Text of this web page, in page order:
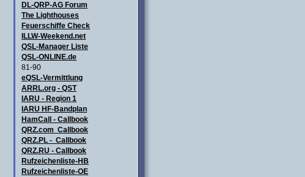
DL-QRP-AG Forum
The Lighthouses
Feuerschiffe Check
ILLW-Weekend.net
QSL-Manager Liste
QSL-ONLINE.de
81-90
eQSL-Vermittlung
ARRL.org - QST
IARU - Region 1
IARU HF-Bandplan
HamCall - Callbook
QRZ.com Callbook
QRZ.PL - Callbook
QRZ.RU - Callbook
Rufzeichenliste-HB
Rufzeichenliste-OE